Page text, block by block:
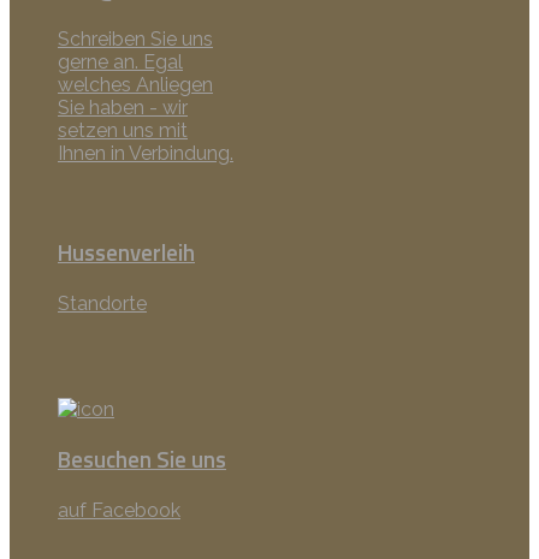
Schreiben Sie uns
gerne an. Egal
welches Anliegen
Sie haben - wir
setzen uns mit
Ihnen in Verbindung.
Hussenverleih
Standorte
Besuchen Sie uns
auf Facebook